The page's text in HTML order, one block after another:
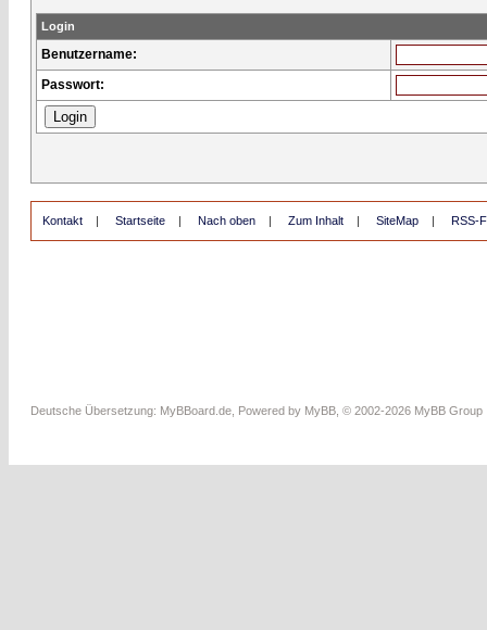
Login
Benutzername:
Passwort:
Kontakt | Startseite | Nach oben | Zum Inhalt | SiteMap | RSS-
Deutsche Übersetzung: MyBBoard.de , Powered by MyBB , © 2002-2026 MyBB Group